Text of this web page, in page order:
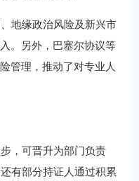
地缘政治风险及新兴市
。另外，巴塞尔协议等
管理，推动了对专业人
，可晋升为部门负责
有部分持证人通过积累